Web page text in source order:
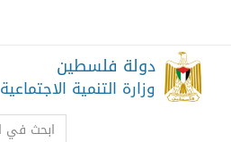
دولة فلسطين
وزارة التنمية الاجتماعية